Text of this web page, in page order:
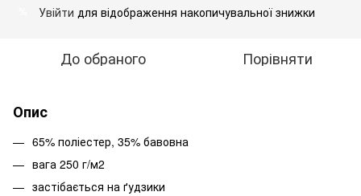
Увійти для відображення накопичувальної знижки
До обраного Порівняти
Опис
65% поліестер, 35% бавовна
вага 250 г/м2
застібається на ґудзики